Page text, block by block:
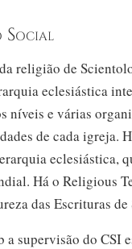
Social
religião de
eclesiástica
níveis e várias
de cada igreja.
eclesiástica,
Há o Religious
das Escrituras
a supervisão do CSI